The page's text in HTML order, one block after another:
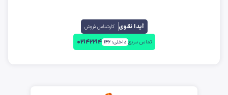
آیدا نقوی کارشناس فروش
تماس سریع داخلی:۱۴۶ ۰۲۱۴۲۲۱۴